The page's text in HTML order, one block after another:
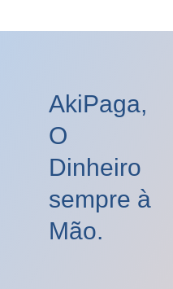
AkiPaga,
O
Dinheiro
sempre à
Mão.